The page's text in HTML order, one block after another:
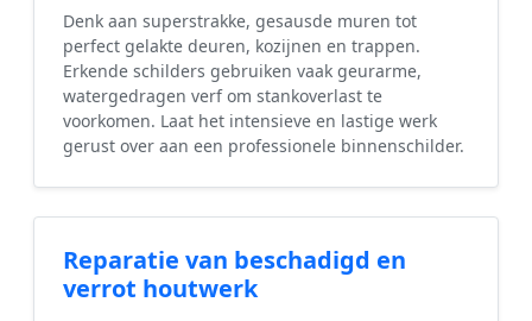
Denk aan superstrakke, gesausde muren tot
perfect gelakte deuren, kozijnen en trappen.
Erkende schilders gebruiken vaak geurarme,
watergedragen verf om stankoverlast te
voorkomen. Laat het intensieve en lastige werk
gerust over aan een professionele binnenschilder.
Reparatie van beschadigd en
verrot houtwerk